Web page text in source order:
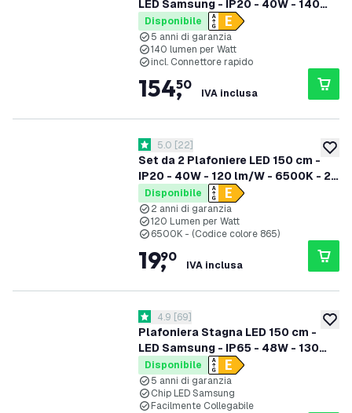
LED Samsung - IP20 - 40W - 140
lm/W - 4000K - 5 anni di garanzia
Disponibile
5 anni di garanzia
140 lumen per Watt
incl. Connettore rapido
154,
50
IVA inclusa
Set da 2 Plafoniere LED 150 cm -
IP20 - 40W - 120 lm/W - 6500K - 2
anni di garanzia
apri il cassetto delle recensioni
5 stelle di valutazione
5.0 [22]
Disponibile
2 anni di garanzia
120 Lumen per Watt
6500K - (Codice colore 865)
19,
90
IVA inclusa
Plafoniera Stagna LED 150 cm -
LED Samsung - IP65 - 48W - 130
lm/W - 4000K - Collegabile -
garanzia 5 anni
apri il cassetto delle recensioni
4.9 stelle di valutazione
4.9 [69]
Disponibile
5 anni di garanzia
Chip LED Samsung
Facilmente Collegabile